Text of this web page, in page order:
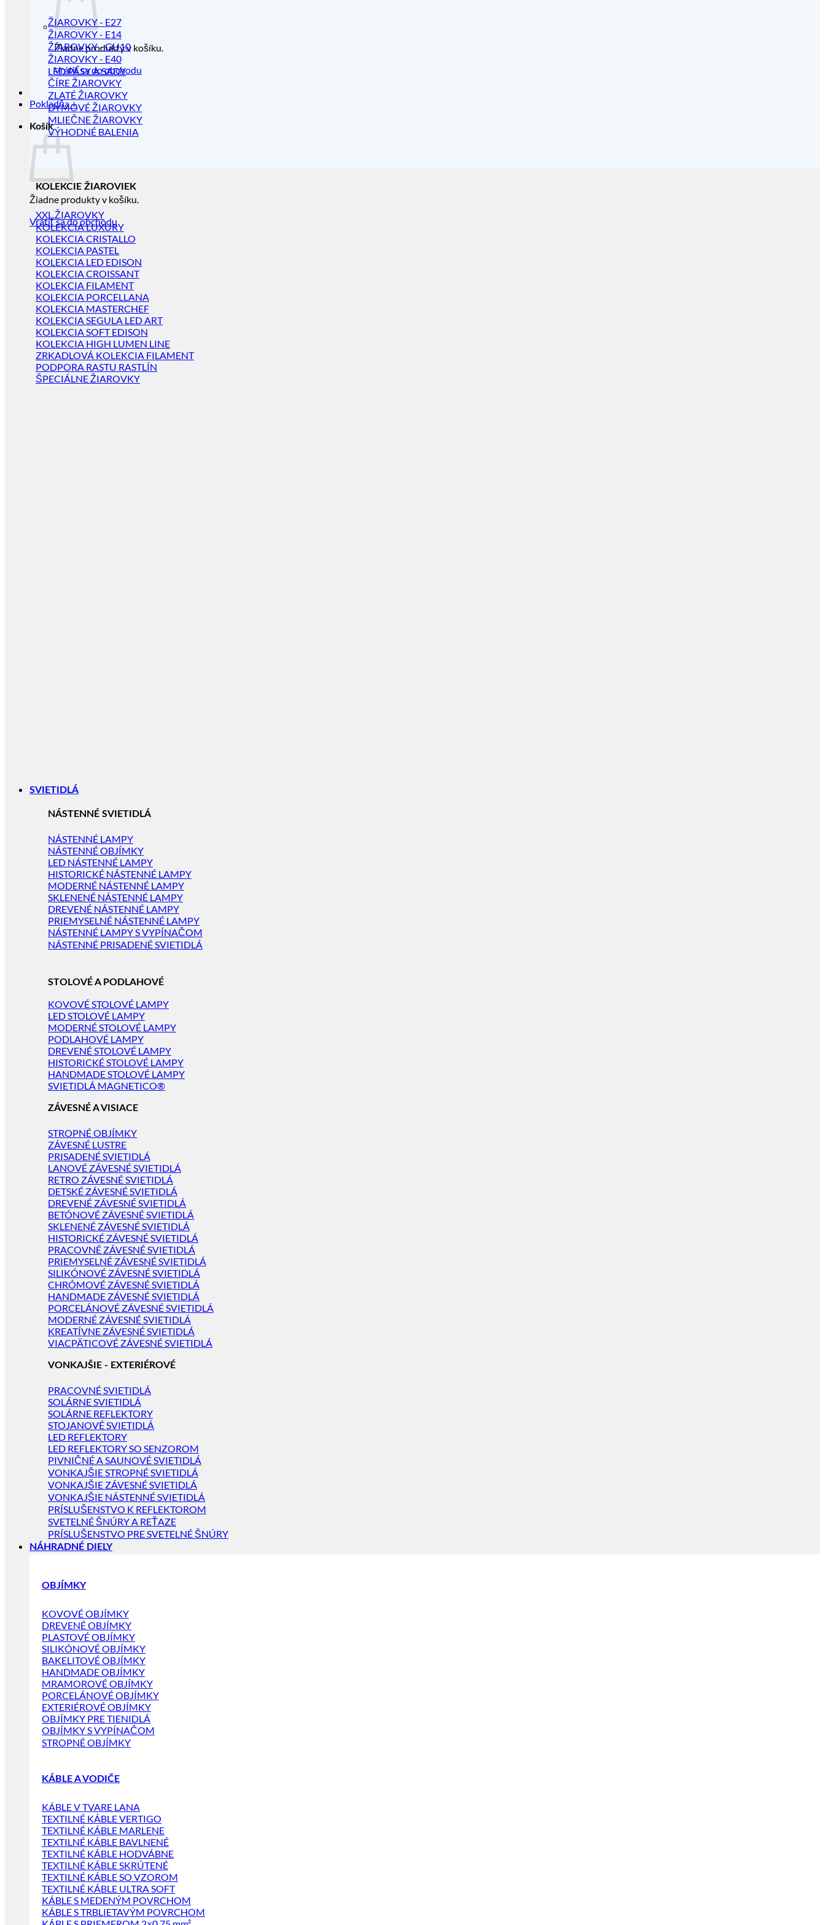
Žiadne produkty v košíku.
Vrátiť sa do obchodu
Pokladňa+
Košík
Žiadne produkty v košíku.
Vrátiť sa do obchodu
ŽIAROVKY - E27
ŽIAROVKY - E14
ŽIAROVKY - GU10
ŽIAROVKY - E40
LED PÁSY A SADY
ČÍRE ŽIAROVKY
ZLATÉ ŽIAROVKY
DYMOVÉ ŽIAROVKY
MLIEČNE ŽIAROVKY
VÝHODNÉ BALENIA
KOLEKCIE ŽIAROVIEK
XXL ŽIAROVKY
KOLEKCIA LUXURY
KOLEKCIA CRISTALLO
KOLEKCIA PASTEL
KOLEKCIA LED EDISON
KOLEKCIA CROISSANT
KOLEKCIA FILAMENT
KOLEKCIA PORCELLANA
KOLEKCIA MASTERCHEF
KOLEKCIA SEGULA LED ART
KOLEKCIA SOFT EDISON
KOLEKCIA HIGH LUMEN LINE
ZRKADLOVÁ KOLEKCIA FILAMENT
PODPORA RASTU RASTLÍN
ŠPECIÁLNE ŽIAROVKY
SVIETIDLÁ
NÁSTENNÉ SVIETIDLÁ
NÁSTENNÉ LAMPY
NÁSTENNÉ OBJÍMKY
LED NÁSTENNÉ LAMPY
HISTORICKÉ NÁSTENNÉ LAMPY
MODERNÉ NÁSTENNÉ LAMPY
SKLENENÉ NÁSTENNÉ LAMPY
DREVENÉ NÁSTENNÉ LAMPY
PRIEMYSELNÉ NÁSTENNÉ LAMPY
NÁSTENNÉ LAMPY S VYPÍNAČOM
NÁSTENNÉ PRISADENÉ SVIETIDLÁ
STOLOVÉ A PODLAHOVÉ
KOVOVÉ STOLOVÉ LAMPY
LED STOLOVÉ LAMPY
MODERNÉ STOLOVÉ LAMPY
PODLAHOVÉ LAMPY
DREVENÉ STOLOVÉ LAMPY
HISTORICKÉ STOLOVÉ LAMPY
HANDMADE STOLOVÉ LAMPY
SVIETIDLÁ MAGNETICO®
ZÁVESNÉ A VISIACE
STROPNÉ OBJÍMKY
ZÁVESNÉ LUSTRE
PRISADENÉ SVIETIDLÁ
LANOVÉ ZÁVESNÉ SVIETIDLÁ
RETRO ZÁVESNÉ SVIETIDLÁ
DETSKÉ ZÁVESNÉ SVIETIDLÁ
DREVENÉ ZÁVESNÉ SVIETIDLÁ
BETÓNOVÉ ZÁVESNÉ SVIETIDLÁ
SKLENENÉ ZÁVESNÉ SVIETIDLÁ
HISTORICKÉ ZÁVESNÉ SVIETIDLÁ
PRACOVNÉ ZÁVESNÉ SVIETIDLÁ
PRIEMYSELNÉ ZÁVESNÉ SVIETIDLÁ
SILIKÓNOVÉ ZÁVESNÉ SVIETIDLÁ
CHRÓMOVÉ ZÁVESNÉ SVIETIDLÁ
HANDMADE ZÁVESNÉ SVIETIDLÁ
PORCELÁNOVÉ ZÁVESNÉ SVIETIDLÁ
MODERNÉ ZÁVESNÉ SVIETIDLÁ
KREATÍVNE ZÁVESNÉ SVIETIDLÁ
VIACPÄTICOVÉ ZÁVESNÉ SVIETIDLÁ
VONKAJŠIE - EXTERIÉROVÉ
PRACOVNÉ SVIETIDLÁ
SOLÁRNE SVIETIDLÁ
SOLÁRNE REFLEKTORY
STOJANOVÉ SVIETIDLÁ
LED REFLEKTORY
LED REFLEKTORY SO SENZOROM
PIVNIČNÉ A SAUNOVÉ SVIETIDLÁ
VONKAJŠIE STROPNÉ SVIETIDLÁ
VONKAJŠIE ZÁVESNÉ SVIETIDLÁ
VONKAJŠIE NÁSTENNÉ SVIETIDLÁ
PRÍSLUŠENSTVO K REFLEKTOROM
SVETELNÉ ŠNÚRY A REŤAZE
PRÍSLUŠENSTVO PRE SVETELNÉ ŠNÚRY
NÁHRADNÉ DIELY
OBJÍMKY
KOVOVÉ OBJÍMKY
DREVENÉ OBJÍMKY
PLASTOVÉ OBJÍMKY
SILIKÓNOVÉ OBJÍMKY
BAKELITOVÉ OBJÍMKY
HANDMADE OBJÍMKY
MRAMOROVÉ OBJÍMKY
PORCELÁNOVÉ OBJÍMKY
EXTERIÉROVÉ OBJÍMKY
OBJÍMKY PRE TIENIDLÁ
OBJÍMKY S VYPÍNAČOM
STROPNÉ OBJÍMKY
KÁBLE A VODIČE
KÁBLE V TVARE LANA
TEXTILNÉ KÁBLE VERTIGO
TEXTILNÉ KÁBLE MARLENE
TEXTILNÉ KÁBLE BAVLNENÉ
TEXTILNÉ KÁBLE HODVÁBNE
TEXTILNÉ KÁBLE SKRÚTENÉ
TEXTILNÉ KÁBLE SO VZOROM
TEXTILNÉ KÁBLE ULTRA SOFT
KÁBLE S MEDENÝM POVRCHOM
KÁBLE S TRBLIETAVÝM POVRCHOM